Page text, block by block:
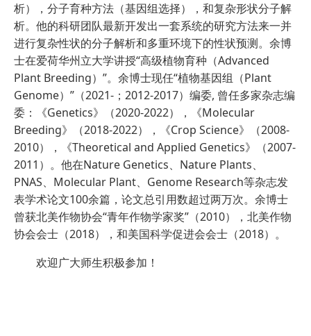
析），分子育种方法（基因组选择），和复杂形状分子解
析。他的科研团队最新开发出一套系统的研究方法来一并
进行复杂性状的分子解析和多重环境下的性状预测。余博
士在爱荷华州立大学讲授“高级植物育种（Advanced
Plant Breeding）”。余博士现任“植物基因组（Plant
Genome）”（2021-；2012-2017）编委, 曾任多家杂志编
委：《Genetics》（2020-2022），《Molecular
Breeding》（2018-2022），《Crop Science》（2008-
2010），《Theoretical and Applied Genetics》（2007-
2011）。他在Nature Genetics、Nature Plants、
PNAS、Molecular Plant、Genome Research等杂志发
表学术论文100余篇，论文总引用数超过两万次。余博士
曾获北美作物协会“青年作物学家奖”（2010），北美作物
协会会士（2018），和美国科学促进会会士（2018）。
欢迎广大师生积极参加！